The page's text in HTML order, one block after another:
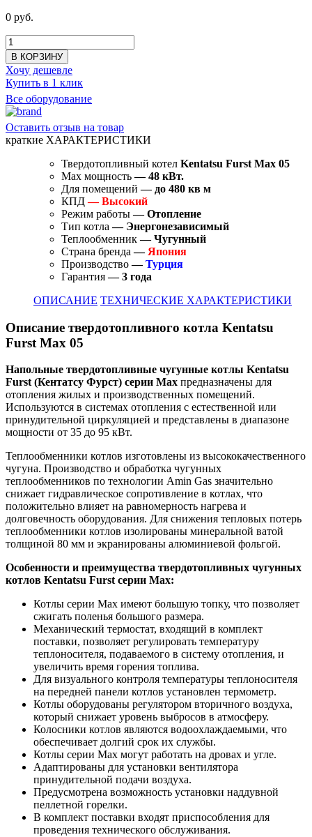
0 руб.
В КОРЗИНУ
Хочу дешевле
Купить в 1 клик
Все оборудование
Оставить отзыв на товар
краткие ХАРАКТЕРИСТИКИ
Твердотопливный котел Kentatsu Furst Max 05
Max мощность— 48 кВт.
Для помещений— до 480 кв м
КПД— Высокий
Режим работы— Отопление
Тип котла — Энергонезависимый
Теплообменник— Чугунный
Страна бренда— Япония
Производство— Турция
Гарантия— 3 года
ОПИСАНИЕ ТЕХНИЧЕСКИЕ ХАРАКТЕРИСТИКИ
Описание твердотопливного котла Kentatsu
Furst Max 05
Напольные твердотопливные чугунные котлы Kentatsu
Furst (Кентатсу Фурст) серии Max предназначены для
отопления жилых и производственных помещений.
Используются в системах отопления с естественной или
принудительной циркуляцией и представлены в диапазоне
мощности от 35 до 95 кВт.
Теплообменники котлов изготовлены из высококачественного
чугуна. Производство и обработка чугунных
теплообменников по технологии Amin Gas значительно
снижает гидравлическое сопротивление в котлах, что
положительно влияет на равномерность нагрева и
долговечность оборудования. Для снижения тепловых потерь
теплообменники котлов изолированы минеральной ватой
толщиной 80 мм и экранированы алюминиевой фольгой.
Особенности и преимущества твердотопливных чугунных
котлов Kentatsu Furst серии Max:
Котлы серии Max имеют большую топку, что позволяет
сжигать поленья большого размера.
Механический термостат, входящий в комплект
поставки, позволяет регулировать температуру
теплоносителя, подаваемого в систему отопления, и
увеличить время горения топлива.
Для визуального контроля температуры теплоносителя
на передней панели котлов установлен термометр.
Котлы оборудованы регулятором вторичного воздуха,
который снижает уровень выбросов в атмосферу.
Колосники котлов являются водоохлаждаемыми, что
обеспечивает долгий срок их службы.
Котлы серии Max могут работать на дровах и угле.
Адаптированы для установки вентилятора
принудительной подачи воздуха.
Предусмотрена возможность установки наддувной
пеллетной горелки.
В комплект поставки входят приспособления для
проведения технического обслуживания.